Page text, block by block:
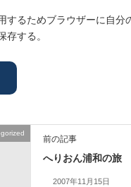
するためブラウザーに自分
存する。
前の記事
へりおん浦和の旅
2007年11月15日